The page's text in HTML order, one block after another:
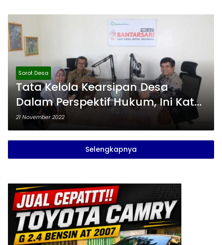
Sorot Desa
Tata Kelola Kearsipan Desa
Dalam Perspektif Hukum, Ini Kata
Dekan FH Universitas Yarsi
21 November 2022
Selengkapnya